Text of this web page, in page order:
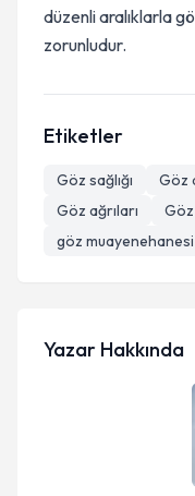
düzenli aralıklarla
zorunludur.
Etiketler
Göz sağlığı Göz
Göz ağrıları
Göz
göz muayenehanesi
Yazar Hakkında